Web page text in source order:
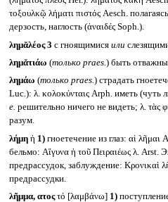
τοξουλκῷ λήματι πιστός Aesch.
дерзость, наглость (ἀναιδές Soph.).
λημᾰλέος 3 с гноящимися или
λημᾰτιάω (только praes.) быть
λημάω (только praes.) страдать
Luc.): λ. κολοκύνταις Arph. иметь (чуть
е. решительно ничего не видеть; λ. τὰς
разум.
λήμη ἡ 1)гноетечение из глаз: αἱ λῆμαι
бельмо: Αἴγυνα ἡ τοῦ Πειραιέως λ. Arst.
предрассудок, заблуждение: Κρονικαὶ
предрассудки.
λῆμμα, ατοςτό [λαμβάνω] 1)